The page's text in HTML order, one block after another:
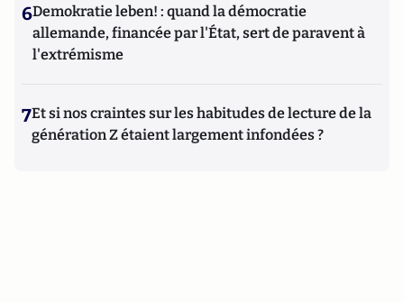
6Demokratie leben! : quand la démocratie
allemande, financée par l'État, sert de paravent à
l'extrémisme
7Et si nos craintes sur les habitudes de lecture de la
génération Z étaient largement infondées ?